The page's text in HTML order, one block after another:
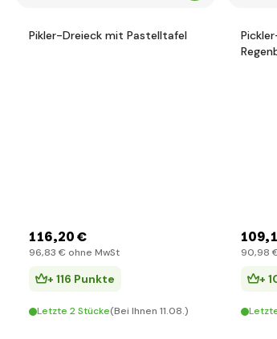
Pikler-Dreieck mit Pastelltafel
116,20 €
96,83 € ohne MwSt
+ 116 Punkte
Letzte 2 Stücke(Bei Ihnen 11.08.)
109
90,98
+